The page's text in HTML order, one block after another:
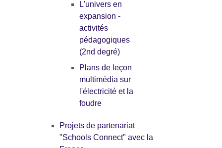
L'univers en
expansion -
activités
pédagogiques
(2nd degré)
Plans de leçon
multimédia sur
l'électricité et la
foudre
Projets de partenariat
"Schools Connect" avec la